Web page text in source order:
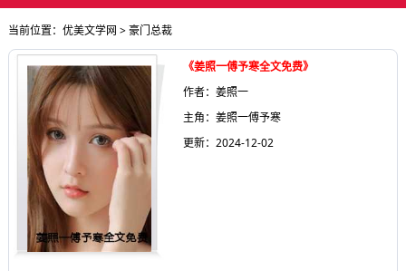
当前位置： 优美文学网 >豪门总裁
《姜照一傅予寒全文免费》
作者：姜照一
主角：姜照一傅予寒
更新：2024-12-02